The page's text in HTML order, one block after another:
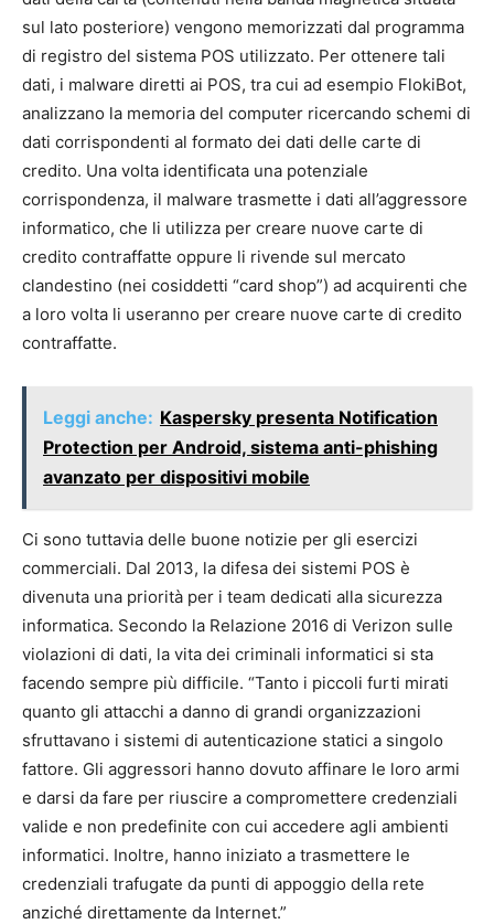
sul lato posteriore) vengono memorizzati dal programma
di registro del sistema POS utilizzato. Per ottenere tali
dati, i malware diretti ai POS, tra cui ad esempio FlokiBot,
analizzano la memoria del computer ricercando schemi di
dati corrispondenti al formato dei dati delle carte di
credito. Una volta identificata una potenziale
corrispondenza, il malware trasmette i dati all’aggressore
informatico, che li utilizza per creare nuove carte di
credito contraffatte oppure li rivende sul mercato
clandestino (nei cosiddetti “card shop”) ad acquirenti che
a loro volta li useranno per creare nuove carte di credito
contraffatte.
Leggi anche: Kaspersky presenta Notification
Protection per Android, sistema anti-phishing
avanzato per dispositivi mobile
Ci sono tuttavia delle buone notizie per gli esercizi
commerciali. Dal 2013, la difesa dei sistemi POS è
divenuta una priorità per i team dedicati alla sicurezza
informatica. Secondo la Relazione 2016 di Verizon sulle
violazioni di dati, la vita dei criminali informatici si sta
facendo sempre più difficile. “Tanto i piccoli furti mirati
quanto gli attacchi a danno di grandi organizzazioni
sfruttavano i sistemi di autenticazione statici a singolo
fattore. Gli aggressori hanno dovuto affinare le loro armi
e darsi da fare per riuscire a compromettere credenziali
valide e non predefinite con cui accedere agli ambienti
informatici. Inoltre, hanno iniziato a trasmettere le
credenziali trafugate da punti di appoggio della rete
anziché direttamente da Internet.”